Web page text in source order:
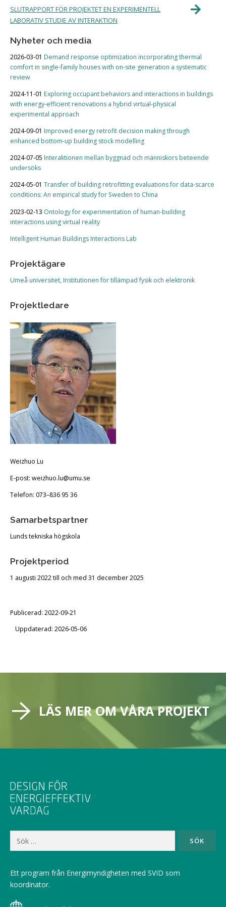
SLUTRAPPORT FÖR PROJEKTET EN EXPERIMENTELL
LABORATIV STUDIE AV INTERAKTION
Nyheter och media
2026-03-01 Demand response optimization incorporating thermal
comfort in single-family houses with on-site generation a systematic
review
2024-11-01 Exploring occupant behaviors and interactions in buildings
with energy-efficient renovations a hybrid virtual-physical
experimental approach
2024-09-01 Improved energy retrofit decision making through
enhanced bottom-up building stock modelling
2024-07-05 Interaktionen mellan byggnad och människors beteende
undersöks
2024-05-01 Transfer of building retrofitting evaluations for data-scarce
conditions: An empirical study for Sweden to China
2023-02-13 Ontology for experimentation of human-building
interactions using virtual reality
Intelligent Human Buildings Interactions Lab
Projektägare
Umeå universitet, Institutionen för tillämpad fysik och elektronik
Projektledare
Weizhuo Lu
E-post: weizhuo.lu@umu.se
Telefon: 073–836 95 36
Samarbetspartner
Lunds tekniska högskola
Projektperiod
1 augusti 2022 till och med 31 december 2025
Publicerad: 2022-09-21
Uppdaterad: 2026-05-06
LÄS MER OM VÅRA PROJEKT
Ett program från Energimyndigheten med SVID som
koordinator.